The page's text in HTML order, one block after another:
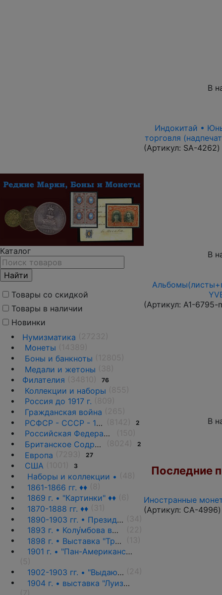
Каталог
Товары со скидкой
Товары в наличии
Новинки
Нумизматика
Монеты
Боны и банкноты
Медали и жетоны
Филателия
76
Коллекции и наборы
Россия до 1917 г.
Гражданская война
РСФСР - СССР - 1918 - 1991
2
Российская Федерация(1992 г.-н.д.)
Британское Содружество
2
Европа 27
США 3
Наборы и коллекции •
1861-1866 гг. ♦♦
1869 г. • "Картинки" ♦♦
1870-1888 гг. ♦♦
1890-1903 гг. • Президенты и политики ♦♦
1893 г. • Колу́мбова выставка ♦♦
1898 г. • Выставка "Транс-Миссисипи" ♦♦
1901 г. • "Пан-Американская выставка" ♦♦
1902-1903 гг. • "Выдающиеся граждане" ♦♦
1904 г. • выставка "Луизиана" ♦♦
В
Индокитай •
торговля
(Артикул: SA-4262)
В
(Артикул: A1-6795-
В
Последние
Иностранные
(Артикул: CA-4996)